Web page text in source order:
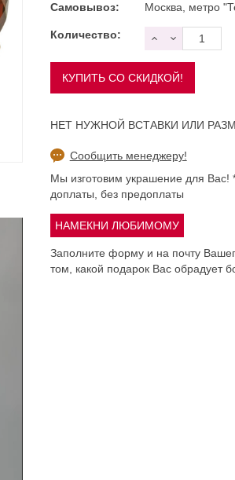
Самовывоз: Москва, метро
Количество:
НЕТ НУЖНОЙ ВСТАВКИ ИЛИ
Сообщить менеджеру!
Мы изготовим украшение для Вас!
доплаты, без предоплаты
Заполните форму и на почту
том, какой подарок Вас обрадует